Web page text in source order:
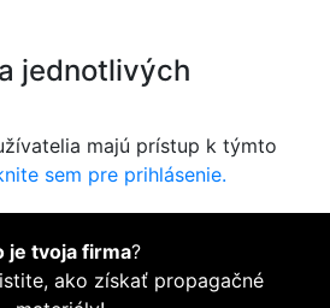
jednotlivých
majú prístup k týmto
sem pre prihlásenie.
je tvoja firma?
ako získať propagačné